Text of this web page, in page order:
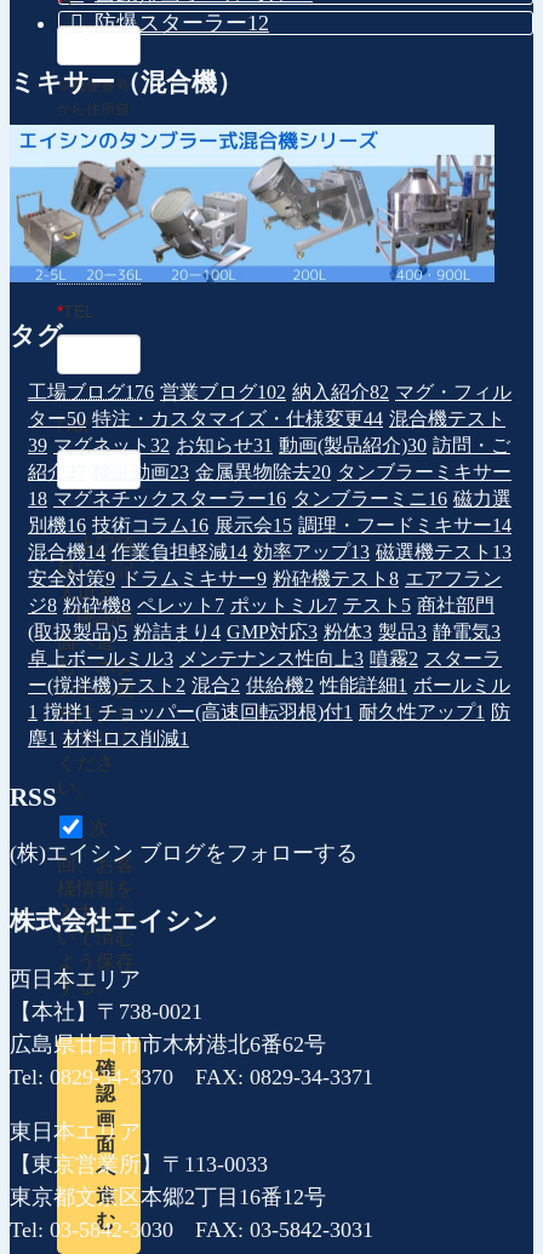
※郵便番号
から住所自
動入力
住所
*TEL
FAX
上記項
目にご記
入頂き、
「確認画
面へ進
む」ボタ
ンを一回
だけクリ
ックして
くださ
い。
次
回、お客
様情報を
入力しな
いで済む
よう保存
する。
確
認
画
面
へ
進
む
防爆スターラー12
ミキサー（混合機）
タグ
工場ブログ176 営業ブログ102 納入紹介82 マグ・フィル
ター50 特注・カスタマイズ・仕様変更44 混合機テスト
39 マグネット 32 お知らせ31 動画(製品紹介)30 訪問・ご
紹介
検証動画23 金属異物除去20 タンブラーミキサー
18 マグネチックスターラー16 タンブラーミニ16 磁力選
別機16 技術コラム16 展示会15 調理・フードミキサー14
混合機14 作業負担軽減14 効率アップ13 磁選機テスト 13
安全対策9 ドラムミキサー9 粉砕機テスト 8 エアフラン
ジ8 粉砕機8 ペレット 7 ポットミル7 テスト 5 商社部門
(取扱製品)5 粉詰まり 4 GMP対応3 粉体3 製品3 静電気3
卓上ボールミル3 メンテナンス性向上3 噴霧2 スターラ
ー(撹拌機)テスト 2 混合2 供給機2 性能詳細1 ボールミル
1 撹拌1 チョッパー(高速回転羽根)付1 耐久性アップ1 防
塵1 材料ロス削減1
RSS
(株)エイシン ブログをフォローする
株式会社エイシン
西日本エリア
【本社】〒738-0021
広島県廿日市市木材港北6番62号
Tel: 0829-34-3370 FAX: 0829-34-3371
東日本エリア
【東京営業所】〒113-0033
東京都文京区本郷2丁目16番12号
Tel: 03-5842-3030 FAX: 03-5842-3031